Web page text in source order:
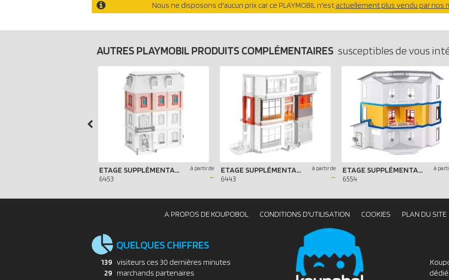
Nous ne disposons d'aucun prix car ce PLAYMOBIL n'est actuellement plus vendu par nos
AUTRES PLAYMOBIL PRODUITS COMPLÉMENTAIRES susceptibles de vous
ETAGE SUPPLÉMENTAIRE POUR MAISON TRADITIONNELLE
6453
à partir de
-
ETAGE SUPPLÉMENTAIRE POUR HÔPITAL PÉDIATRIQUE
6443
à partir de
-
ETAGE SUPPLÉMENTAIRE POUR MAISON MODERNE
6554
à
A PROPOS DE KOUPOBOL CONDITIONS D'UTILISATION COOKIES PLAN DU SITE
dédié
QUELQUES CHIFFRES
139 visiteurs ces 30 dernières minutes
29 marchands partenaires